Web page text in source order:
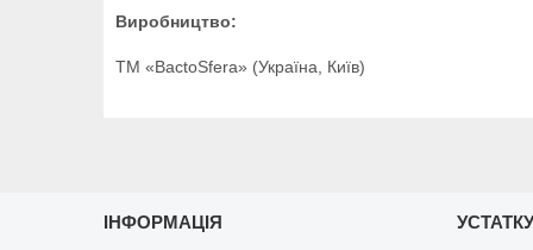
Виробництво:
ТМ «BactoSfera» (Україна, Київ)
ІНФОРМАЦІЯ